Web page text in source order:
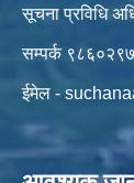
सूचना प्रविधि
सम्पर्क
ईमेल -